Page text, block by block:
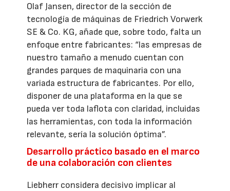
Olaf Jansen, director de la sección de
tecnología de máquinas de Friedrich Vorwerk
SE & Co. KG, añade que, sobre todo, falta un
enfoque entre fabricantes: “las empresas de
nuestro tamaño a menudo cuentan con
grandes parques de maquinaria con una
variada estructura de fabricantes. Por ello,
disponer de una plataforma en la que se
pueda ver toda laflota con claridad, incluidas
las herramientas, con toda la información
relevante, sería la solución óptima”.
Desarrollo práctico basado en el marco
de una colaboración con clientes
Liebherr considera decisivo implicar al